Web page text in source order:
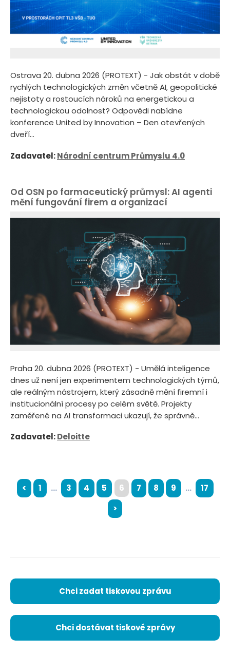
Ostrava 20. dubna 2026 (PROTEXT) - Jak obstát v době
rychlých technologických změn včetně AI, geopolitické
nejistoty a rostoucích nároků na energetickou a
technologickou odolnost? Odpovědi nabídne
konference United by Innovation – Den otevřených
dveří...
Zadavatel:Národní centrum Průmyslu 4.0
Od OSN po farmaceutický průmysl: AI agenti
mění fungování firem a organizací
Praha 20. dubna 2026 (PROTEXT) - Umělá inteligence
dnes už není jen experimentem technologických týmů,
ale reálným nástrojem, který zásadně mění firemní i
institucionální procesy po celém světě. Projekty
zaměřené na AI transformaci ukazují, že správně...
Zadavatel:Deloitte
< 1 ... 3 4 5 6 7 8 9 ...
17
>
Chci zadat tiskovou zprávu
Chci dostávat tiskové zprávy